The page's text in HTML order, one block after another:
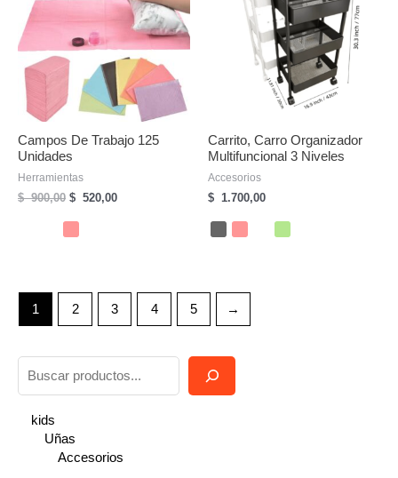
Campos De Trabajo 125
Unidades
Herramientas
$900,00 El
original
$ 520,00El
Carrito, Carro Organizador
Multifuncional 3 Niveles
Accesorios
$ 1.700,00
1 2 3 4 5 →
u
kids
Uñas
Accesorios